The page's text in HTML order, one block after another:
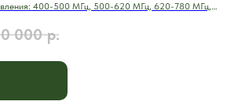
400-500 МГц, 500-620 МГц, 620-780 МГц,
000 р.